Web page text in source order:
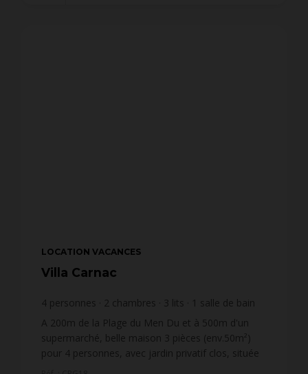
LOCATION VACANCES
Villa Carnac
4 personnes 2 chambres 3 lits 1 salle de bain
wi-fi
A 200m de la Plage du Men Du et à 500m d'un
supermarché, belle maison 3 pièces (env.50m²)
pour 4 personnes, avec jardin privatif clos, située